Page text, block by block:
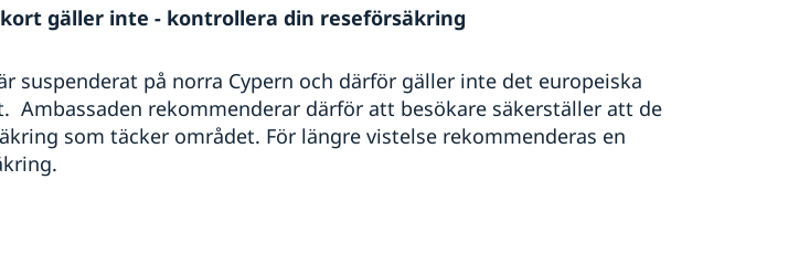
gäller inte - kontrollera din reseförsäkring
suspenderat på norra Cypern och därför gäller inte det europeiska
Ambassaden rekommenderar därför att besökare säkerställer att de
som täcker området. För längre vistelse rekommenderas en